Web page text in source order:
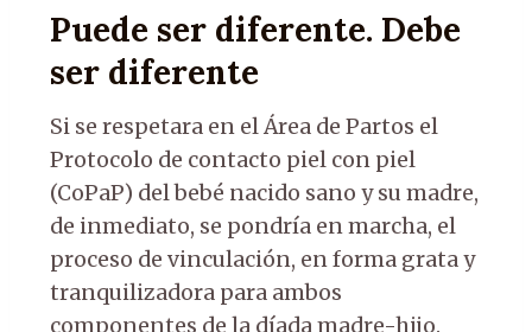
Puede ser diferente. Debe
ser diferente
Si se respetara en el Área de Partos el
Protocolo de contacto piel con piel
(CoPaP) del bebé nacido sano y su madre,
de inmediato, se pondría en marcha, el
proceso de vinculación, en forma grata y
tranquilizadora para ambos
componentes de la díada madre-hijo.